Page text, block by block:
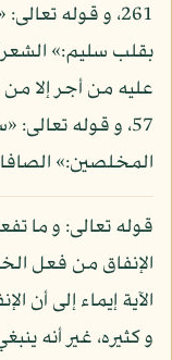
261، و قوله
عليه من أجر إلا من
57، و قوله تعالى:
المخلصين:» الصافات - 160، إلى غير ذلك من
قوله تعالى: و ما
الإنفاق من فعل
الآية إيماء إلى أن
و كثيره، غير أنه